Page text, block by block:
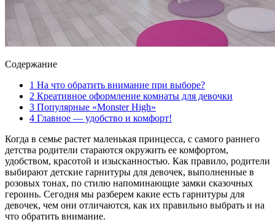
Содержание
1 На что обратить внимание при выборе?
2 Креативное оформление комнаты для девочки
3 Популярные «Monster High»
4 Главное — удобство и комфорт!
Когда в семье растет маленькая принцесса, с самого раннего
детства родители стараются окружить ее комфортом,
удобством, красотой и изысканностью. Как правило, родители
выбирают детские гарнитуры для девочек, выполненные в
розовых тонах, по стилю напоминающие замки сказочных
героинь. Сегодня мы разберем какие есть гарнитуры для
девочек, чем они отличаются, как их правильно выбрать и на
что обратить внимание.